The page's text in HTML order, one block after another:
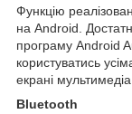
Функцію
на Android.
програму Android
користуватись
екрані
Bluetooth